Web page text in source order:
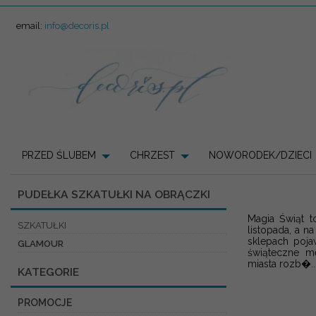
email: info@decoris.pl
PRZED ŚLUBEM CHRZEST NOWORODEK/DZIECI
PUDEŁKA SZKATUŁKI NA OBRĄCZKI
SZKATUŁKI
GLAMOUR
KATEGORIE
PROMOCJE
Magia Świąt
listopada, a
sklepach
świąteczne
miasta rozb�...